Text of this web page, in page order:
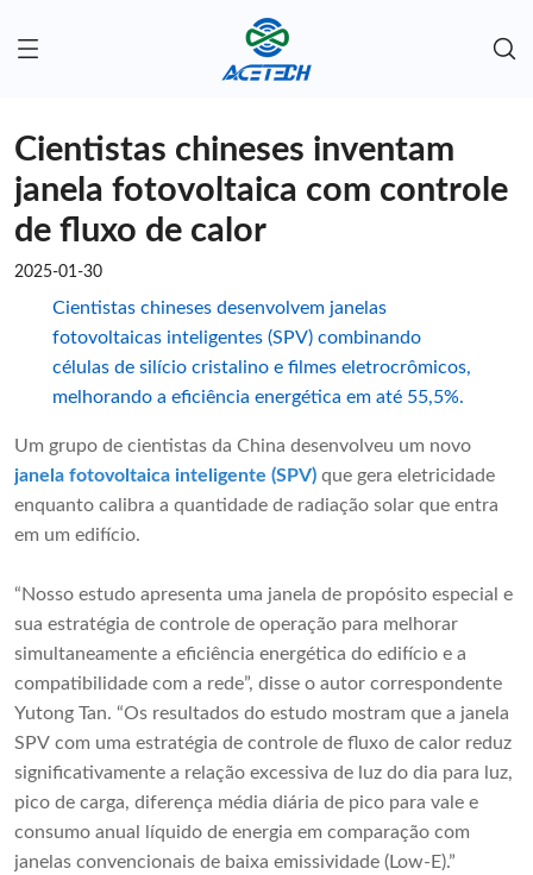
Cientistas chineses inventam
janela fotovoltaica com controle
de fluxo de calor
2025-01-30
Cientistas chineses desenvolvem janelas
fotovoltaicas inteligentes (SPV) combinando
células de silício cristalino e filmes eletrocrômicos,
melhorando a eficiência energética em até 55,5%.
Um grupo de cientistas da China desenvolveu um novo
janela fotovoltaica inteligente (SPV) que gera eletricidade
enquanto calibra a quantidade de radiação solar que entra
em um edifício.
“Nosso estudo apresenta uma janela de propósito especial e
sua estratégia de controle de operação para melhorar
simultaneamente a eficiência energética do edifício e a
compatibilidade com a rede”, disse o autor correspondente
Yutong Tan. “Os resultados do estudo mostram que a janela
SPV com uma estratégia de controle de fluxo de calor reduz
significativamente a relação excessiva de luz do dia para luz,
pico de carga, diferença média diária de pico para vale e
consumo anual líquido de energia em comparação com
janelas convencionais de baixa emissividade (Low-E).”